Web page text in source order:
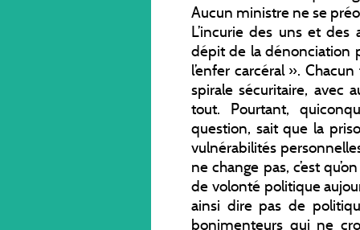
Aucun ministre ne se
L’incurie des uns et
dépit de la dénonciation
l’enfer carcéral ».
spirale sécuritaire, avec
tout. Pourtant,
question, sait que la
vulnérabilités
ne change pas, c’est
de volonté politique
ainsi dire pas de
bonimenteurs qui ne